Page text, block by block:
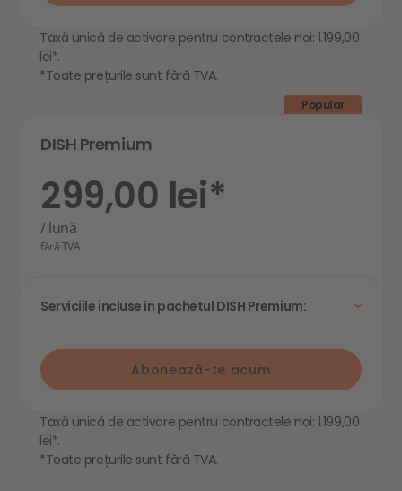
Taxă unică de activare pentru contractele noi: 1.199,00
lei*.
*Toate prețurile sunt fără TVA.
DISH Premium
Popular
299,00 lei*
/ lună
fără TVA
Serviciile incluse în pachetul DISH Premium:
Abonează-te acum
Taxă unică de activare pentru contractele noi: 1.199,00
lei*.
*Toate prețurile sunt fără TVA.